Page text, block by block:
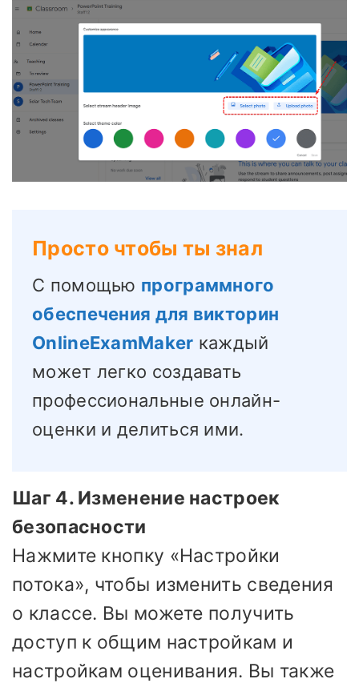
Просто чтобы ты знал
С помощью программного
обеспечения для викторин
OnlineExamMaker каждый
может легко создавать
профессиональные онлайн-
оценки и делиться ими.
Шаг 4. Изменение настроек
безопасности
Нажмите кнопку «Настройки
потока», чтобы изменить сведения
о классе. Вы можете получить
доступ к общим настройкам и
настройкам оценивания. Вы также